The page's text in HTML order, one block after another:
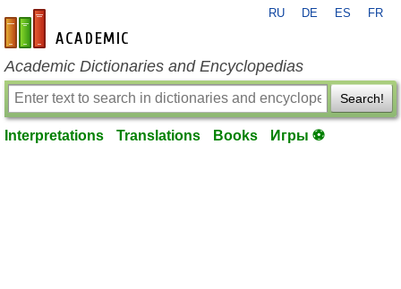
en-academic.com
RU DE ES FR
Academic Dictionaries and Encyclopedias
Search!
Interpretations Translations Books Игры ⚽